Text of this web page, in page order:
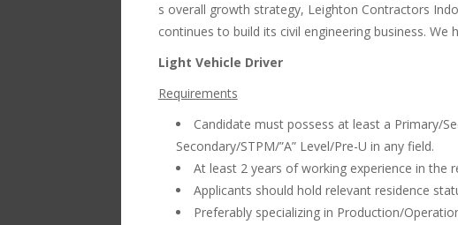
s overall growth strategy, Leighton Contractors
continues to build its civil engineering business.
Light Vehicle Driver
Requirements
Candidate must possess at least a Primary/
Secondary/STPM/”A” Level/Pre-U in any field.
At least 2 years of working experience in the
Applicants should hold relevant residence
Preferably specializing in Production/